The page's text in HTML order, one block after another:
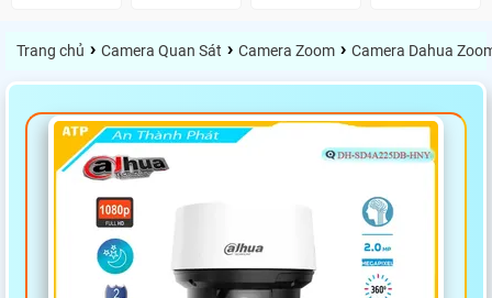
Trang chủ › Camera Quan Sát › Camera Zoom › Camera Dahua